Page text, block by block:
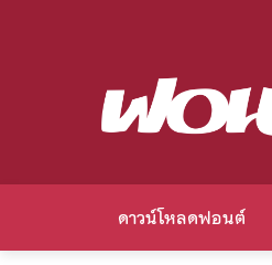
ดาวน์โหลดฟอนต์